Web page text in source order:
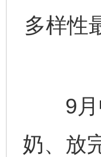
多样性
9月中
奶、放